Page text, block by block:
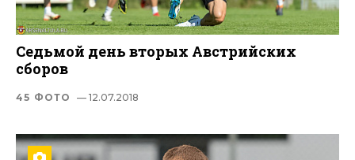
Седьмой день вторых Австрийских
сборов
45 ФОТО — 12.07.2018